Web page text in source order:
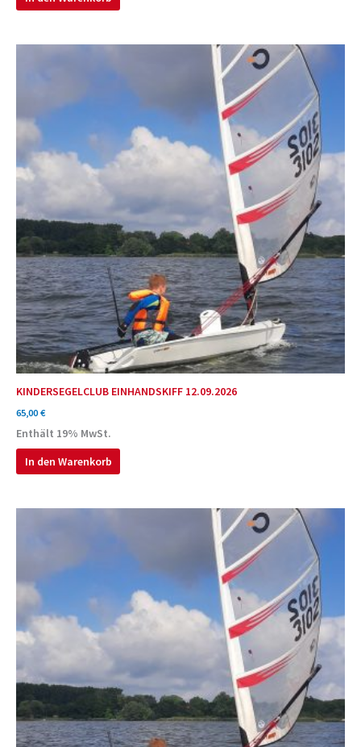
KINDERSEGELCLUB EINHANDSKIFF 12.09.2026
65,00 €
Enthält 19% MwSt.
In den Warenkorb